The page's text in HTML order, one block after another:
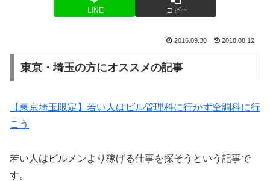
LINE コピー
2016.09.30 2018.08.12
東京・埼玉の方にオススメの記事
【東京埼玉限定】若い人はビル管理科に行かず空調科に行
こう
若い人はビルメンより稼げる仕事を探そうという記事で
す。